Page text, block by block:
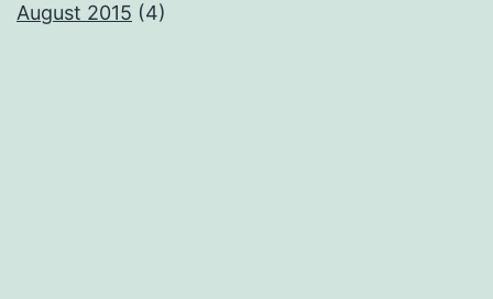
August 2015 (4)